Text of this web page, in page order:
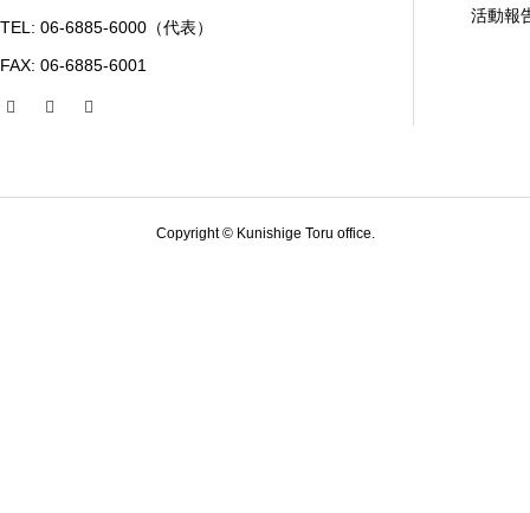
TEL: 06-6885-6000（代表）
FAX: 06-6885-6001
活動報
Copyright © Kunishige Toru office.